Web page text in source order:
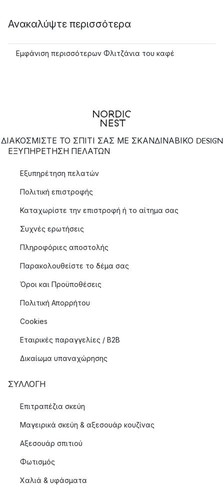
Ανακαλύψτε περισσότερα
Εμφάνιση περισσότερων Φλιτζάνια του καφέ
ΔΙΑΚΟΣΜΙΣΤΕ ΤΟ ΣΠΙΤΙ ΣΑΣ ΜΕ ΣΚΑΝΔΙΝΑΒΙΚΟ DESIGN
ΕΞΥΠΗΡΈΤΗΣΗ ΠΕΛΑΤΏΝ
Εξυπηρέτηση πελατών
Πολιτική επιστροφής
Καταχωρίστε την επιστροφή ή το αίτημα σας
Συχνές ερωτήσεις
Πληροφόριες αποστολής
Παρακολουθείστε το δέμα σας
Όροι και Προϋποθέσεις
Πολιτική Απορρήτου
Cookies
Εταιρικές παραγγελίες / B2B
Δικαίωμα υπαναχώρησης
ΣΥΛΛΟΓΉ
Επιτραπέζια σκεύη
Μαγειρικά σκεύη & αξεσουάρ κουζίνας
Αξεσουάρ σπιτιού
Φωτισμός
Χαλιά & υφάσματα